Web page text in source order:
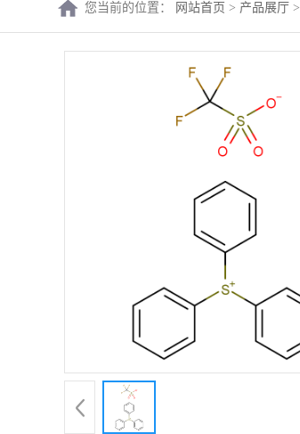
您当前的位置： 网站首页 > 产品展厅 >